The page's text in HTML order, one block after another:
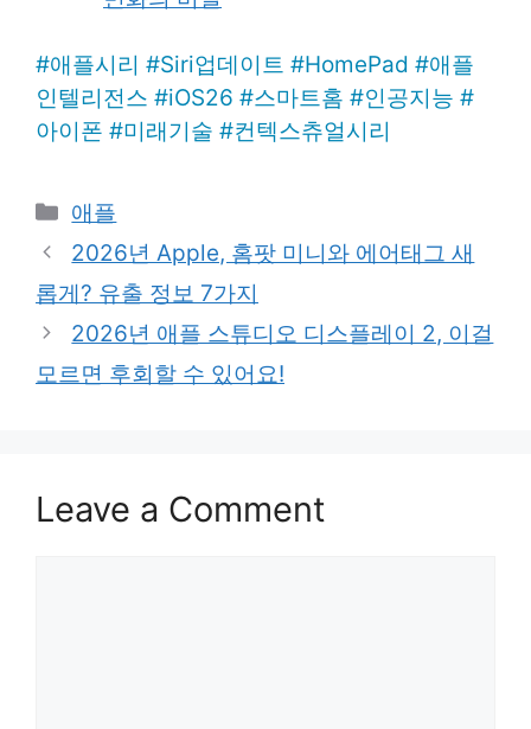
#애플시리 #Siri업데이트 #HomePad #애플
인텔리전스 #iOS26 #스마트홈 #인공지능 #
아이폰 #미래기술 #컨텍스츄얼시리
Categories
애플
2026년 Apple, 홈팟 미니와 에어태그 새
롭게? 유출 정보 7가지
2026년 애플 스튜디오 디스플레이 2, 이걸
모르면 후회할 수 있어요!
Leave a Comment